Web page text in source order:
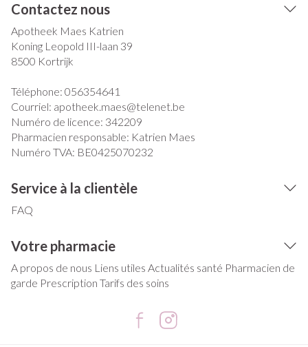
Contactez nous
Apotheek Maes Katrien
Koning Leopold III-laan 39
8500 Kortrijk
Téléphone: 056354641
Courriel: apotheek.maes@telenet.be
Numéro de licence: 342209
Pharmacien responsable: Katrien Maes
Numéro TVA: BE0425070232
Service à la clientèle
FAQ
Votre pharmacie
A propos de nous Liens utiles Actualités santé Pharmacien de
garde Prescription Tarifs des soins